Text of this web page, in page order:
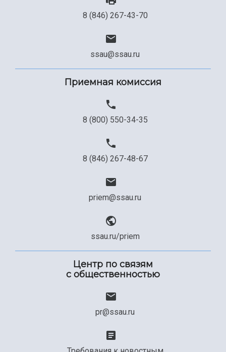
8 (846) 267-43-70
ssau@ssau.ru
Приемная комиссия
8 (800) 550-34-35
8 (846) 267-48-67
priem@ssau.ru
ssau.ru/priem
Центр по связям
с общественностью
pr@ssau.ru